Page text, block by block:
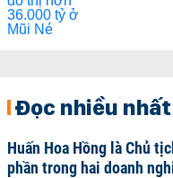
Đọc nhiều nhất
Huấn Hoa Hồng là Chủ
phần trong hai doanh